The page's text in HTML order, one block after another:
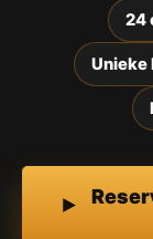
24
Unieke